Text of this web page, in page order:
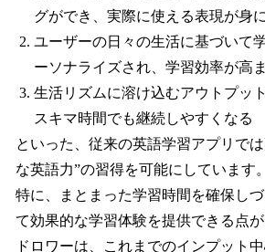
グができ、実際に使える表現が身
ユーザーの日々の生活に基づいて
ーソナライズされ、学習効率が高
生活リズムに溶け込むアウトプッ
スキマ時間でも継続しやすくなる
といった、従来の英語学習アプリで
な英語力”の習得を可能にしています。
特に、まとまった学習時間を確保し
て効果的な学習体験を提供できる点が
ドロワーは、これまでのインプット